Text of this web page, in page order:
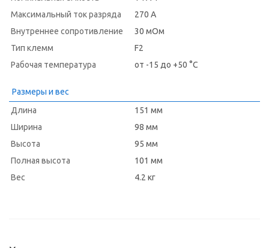
Максимальный ток разряда
270 А
Внутреннее сопротивление
30 мОм
Тип клемм
F2
Рабочая температура
от -15 до +50 °C
Размеры и вес
Длина
151 мм
Ширина
98 мм
Высота
95 мм
Полная высота
101 мм
Вес
4.2 кг